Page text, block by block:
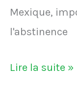
Mexique,
l'abstinence
Le
Lire la suite »